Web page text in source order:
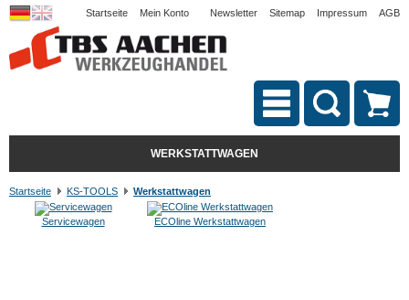
Startseite Mein Konto Newsletter Sitemap Impressum AGB
WERKSTATTWAGEN
Startseite KS-TOOLS Werkstattwagen
Servicewagen ECOline Werkstattwagen